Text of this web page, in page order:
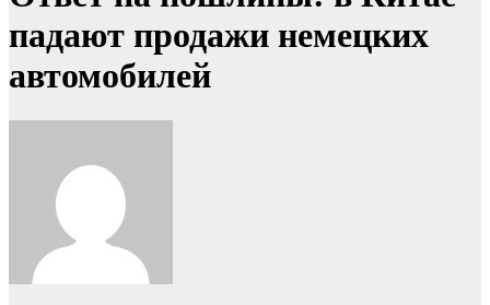
падают продажи немецких
автомобилей